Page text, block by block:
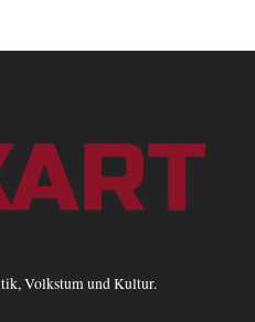
Volkstum und Kultur.